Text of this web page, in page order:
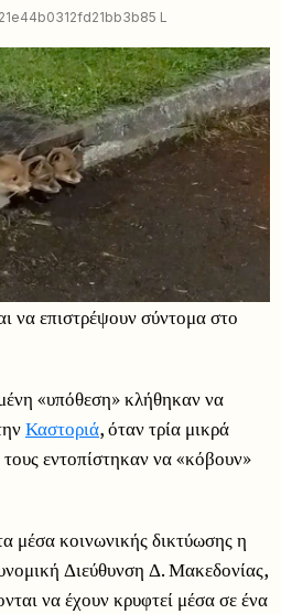
L
να επιστρέψουν σύντομα στο
«υπόθεση» κλήθηκαν να
Καστοριά, όταν τρία μικρά
εντοπίστηκαν να «κόβουν»
μέσα κοινωνικής δικτύωσης η
Διεύθυνση Δ. Μακεδονίας,
να έχουν κρυφτεί μέσα σε ένα